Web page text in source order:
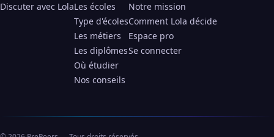
Discuter avec LolaLes écoles
Type d'écoles
Les métiers
Les diplômes
Où étudier
Nos conseils
Notre mission
Comment Lola décide
Espace pro
Se connecter